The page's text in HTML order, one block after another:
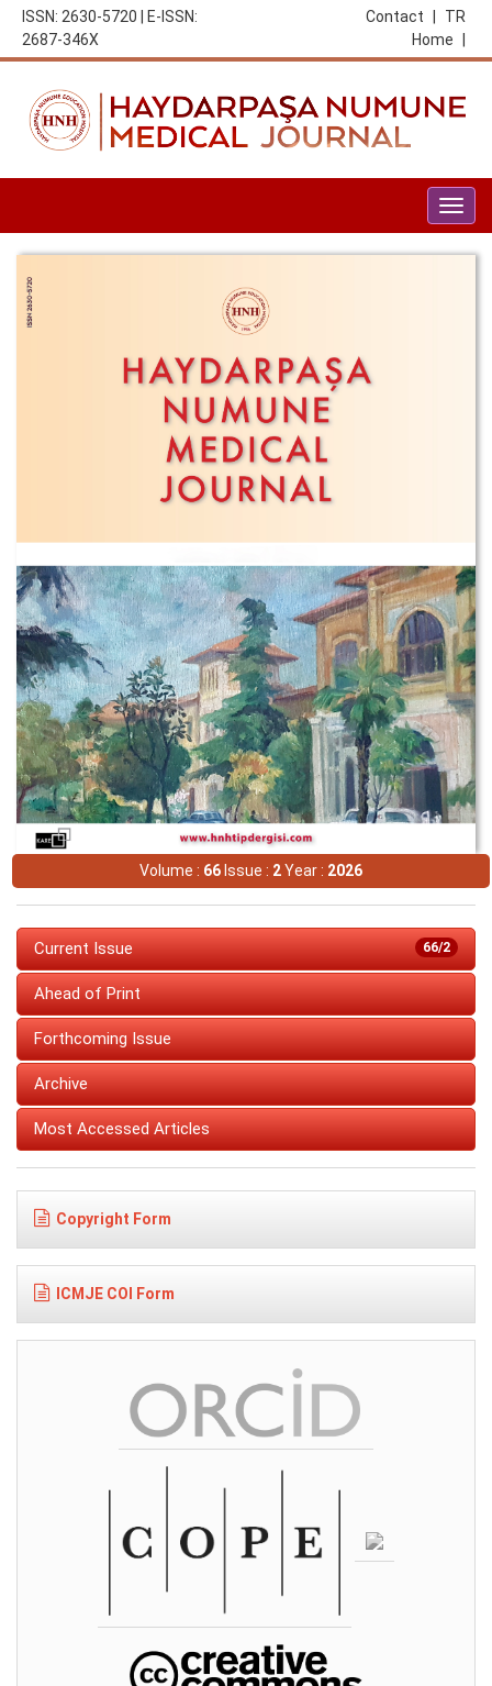
ISSN: 2630-5720 | E-ISSN:
2687-346X
TR
Contact
Home
Volume : 66Issue : 2Year : 2026
66/2
Current Issue
Ahead of Print
Forthcoming Issue
Archive
Most Accessed Articles
Copyright Form
ICMJE COI Form